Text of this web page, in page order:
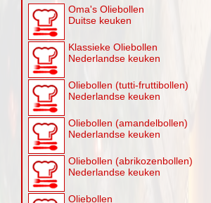
Oma's Oliebollen
Duitse keuken
Klassieke Oliebollen
Nederlandse keuken
Oliebollen (tutti-fruttibollen)
Nederlandse keuken
Oliebollen (amandelbollen)
Nederlandse keuken
Oliebollen (abrikozenbollen)
Nederlandse keuken
Oliebollen